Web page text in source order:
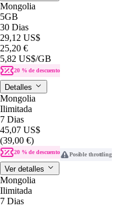
Mongolia
5GB
30 Dias
29,12 US$
25,20 €
5,82 US$/GB
20 % de descuento
Detalles
Mongolia
Ilimitada
7 Dias
45,07 US$
(39,00 €)
20 % de descuento Posible throttling
Ver detalles
Mongolia
Ilimitada
7 Dias